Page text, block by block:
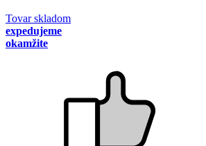
Tovar skladom
expedujeme
okamžite